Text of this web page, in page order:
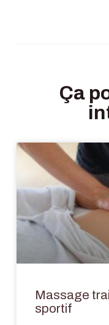
Ça
Massage
sportif